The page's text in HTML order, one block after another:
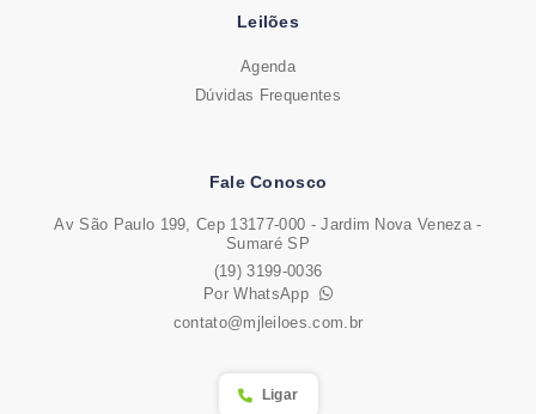
Leilões
Agenda
Dúvidas Frequentes
Fale Conosco
Av São Paulo 199, Cep 13177-000 - Jardim Nova Veneza -
Sumaré SP
(19) 3199-0036
Por WhatsApp
contato@mjleiloes.com.br
Ligar